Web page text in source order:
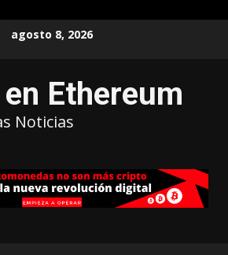
agosto 8, 2026
Ethereum
Noticias